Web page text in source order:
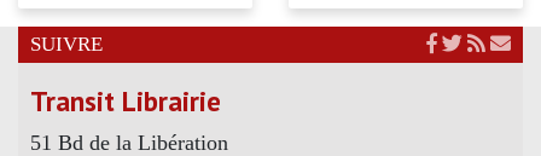
SUIVRE
Transit Librairie
51 Bd de la Libération